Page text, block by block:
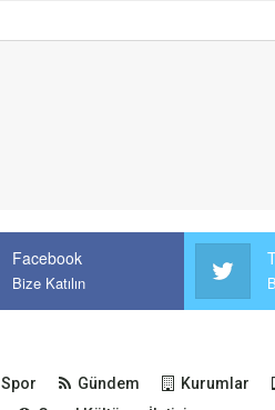
Facebook
Bize Katılın
Spor Gündem Kurumlar